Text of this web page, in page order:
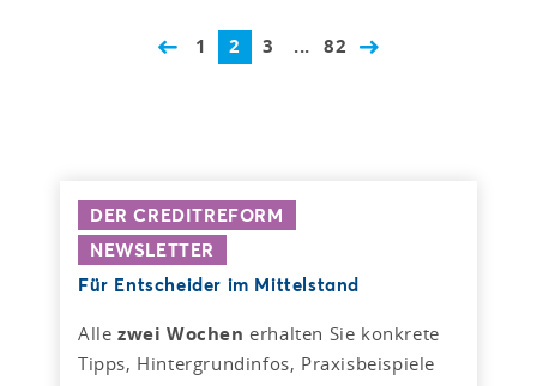
1 2 3 ... 82
DER CREDITREFORM
NEWSLETTER
Für Entscheider im Mittelstand
Alle zwei Wochen erhalten Sie konkrete
Tipps, Hintergrundinfos, Praxisbeispiele